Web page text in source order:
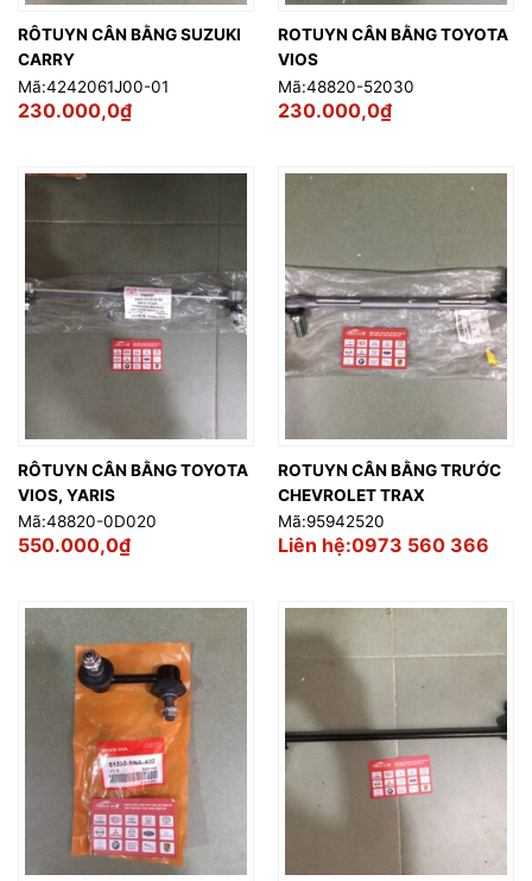
RÔTUYN CÂN BẰNG SUZUKI
CARRY
Mã:4242061J00-01
230.000,0₫
ROTUYN CÂN BẰNG TOYOTA
VIOS
Mã:48820-52030
230.000,0₫
RÔTUYN CÂN BẰNG TOYOTA
VIOS, YARIS
Mã:48820-0D020
550.000,0₫
ROTUYN CÂN BẰNG TRƯỚC
CHEVROLET TRAX
Mã:95942520
Liên hệ:0973 560 366